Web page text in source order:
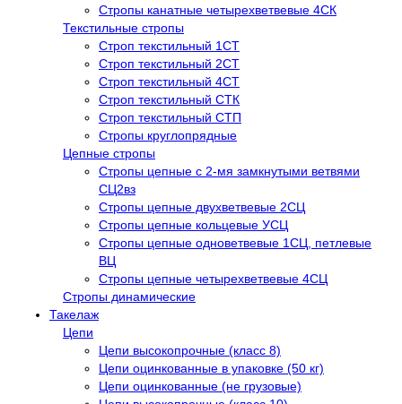
Стропы канатные четырехветвевые 4СК
Текстильные стропы
Строп текстильный 1СТ
Строп текстильный 2СТ
Строп текстильный 4СТ
Строп текстильный СТК
Строп текстильный СТП
Стропы круглопрядные
Цепные стропы
Стропы цепные с 2-мя замкнутыми ветвями
СЦ2вз
Стропы цепные двухветвевые 2СЦ
Стропы цепные кольцевые УСЦ
Стропы цепные одноветвевые 1СЦ, петлевые
ВЦ
Стропы цепные четырехветвевые 4СЦ
Стропы динамические
Такелаж
Цепи
Цепи высокопрочные (класс 8)
Цепи оцинкованные в упаковке (50 кг)
Цепи оцинкованные (не грузовые)